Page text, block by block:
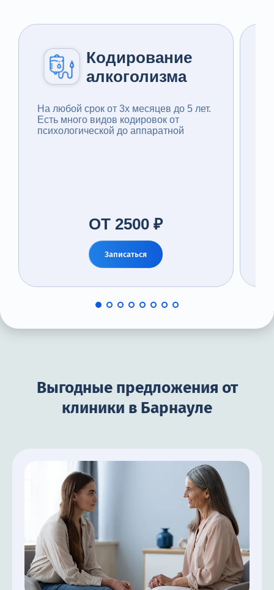
Кодирование
алкоголизма
На любой срок от 3x месяцев до 5 лет.
Есть много видов кодировок от
психологической до аппаратной
ОТ 2500 ₽
Записаться
Выгодные предложения от
клиники в Барнауле